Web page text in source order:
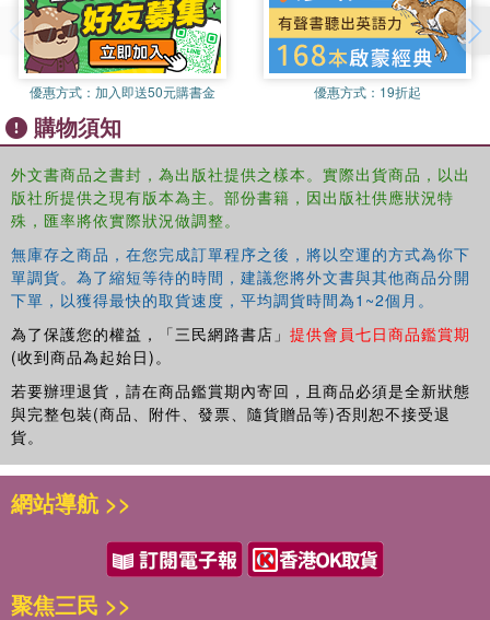
"The Social Reader's Guide" empowers you to:
Spark new interpretations through lively online
discussions.Broaden your horizons by encountering diverse
viewpoints on your favorite stories.Ignite a passion for reading
you never knew existed by connecting with a passionate
優惠方式： 加入即送50元購書金 優惠方式： 19折起
購物須知
外文書商品之書封，為出版社提供之樣本。實際出貨商品，以出
版社所提供之現有版本為主。部份書籍，因出版社供應狀況特
殊，匯率將依實際狀況做調整。
無庫存之商品，在您完成訂單程序之後，將以空運的方式為你下
單調貨。為了縮短等待的時間，建議您將外文書與其他商品分開
下單，以獲得最快的取貨速度，平均調貨時間為1~2個月。
為了保護您的權益，「三民網路書店」 提供會員七日商品鑑賞期
(收到商品為起始日)。
若要辦理退貨，請在商品鑑賞期內寄回，且商品必須是全新狀態
與完整包裝(商品、附件、發票、隨貨贈品等)否則恕不接受退
貨。
網站導航 >>
聚焦三民 >>